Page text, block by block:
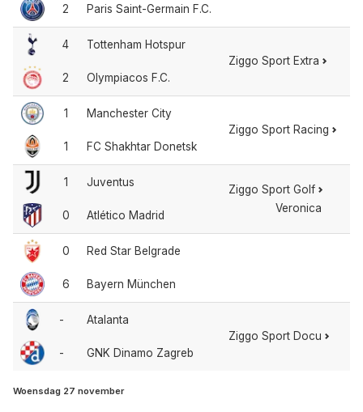
2 Paris Saint-Germain F.C.
4
2
Tottenham Hotspur
Olympiacos F.C.
Ziggo Sport Extra
1
1
Manchester City
FC Shakhtar Donetsk
Ziggo Sport Racing
1
0
Juventus
Atlético Madrid
Ziggo Sport Golf
Veronica
0
6
Red Star Belgrade
Bayern München
-
-
Atalanta
GNK Dinamo Zagreb
Ziggo Sport Docu
Woensdag 27 november